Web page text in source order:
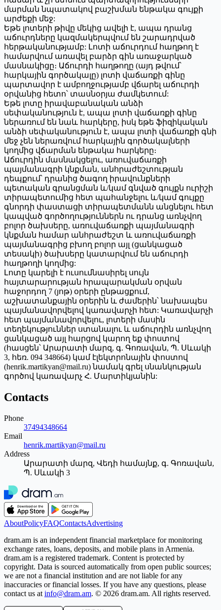
մարման նպատակով բաշխման ենթակա գույքի
արժեքի մեջ:
Եթե լոտերի թիվը մեկից ավելի է, ապա դրանց
աճուրդները կազմակերպվում են շարադրված
հերթականությամբ: Լոտի աճուրդում հաղթող է
համարվում առավել բարձր գին առաջարկած
մասնակիցը։ Աճուրդի հաղթողը (այդ թվում՝
հարկային գործակալը) լոտի վաճառքի գինը
պարտավոր է ամբողջությամբ վճարել աճուրդի
օրվանից հետո՝ տասնօրյա ժամկետում:
Եթե լոտը իրավաբանական անձի
սեփականություն է, ապա լոտի վաճառքի գինը
ներառում են նաև հարկերը, իսկ եթե ֆիզիկական
անձի սեփականություն է, ապա լոտի վաճառքի գնի
մեջ չեն ներառվում հարկային գործակալների
կողմից վճարման ենթակա հարկերը։
Աճուրդին մասնակցելու, առուվաճառքի
պայմանագրի կնքման, անհրաժեշտության
դեպքում՝ դրանից ծագող իրավունքների
պետական գրանցման և/կամ գնված գույքն ուրիշի
տիրապետումից հետ պահանջելու և/կամ գույքը
գնորդի փաստացի տիրապետմանն անցնելու հետ
կապված գործողություններն ու դրանց առնչվող
բոլոր ծախսերը, առուվաճառքի պայմանագրի
կնքման համար անհրաժեշտ և առուվաճառքի
պայմանագրից բխող բոլոր այլ (ցանկացած
տեսակի) ծախսերը կատարվում են աճուրդի
հաղթողի կողմից:
Լոտը կարելի է ուսումնասիրել սույն
հայտարարության հրապարակման օրվան
հաջորդող 7 (յոթ) օրերի ընթացքում,
աշխատանքային օրերին և ժամերին՝ նախապես
պայմանավորվելով կառավարչի հետ: Կառավարչի
հետ պայմանավորվելու, լոտերի մասին
տեղեկություններ ստանալու և աճուրդին առնչվող
ցանկացած այլ հարցով կարող եք փոստով
(հասցեն՝ Արարատի մարզ, գ. Գոռավան, Պ. Սևակի
3, հեռ. 094 348664) կամ էլեկտրոնային փոստով
(henrik.martikyan@mail.ru) նամակ գրել սնանկության
գործով կառավարչ Հ. Մարտիկյանին:
Contacts
Phone
37494348664
Email
henrik.martikyan@mail.ru
Address
Արարատի մարզ, Վեդի համայնք, գ. Գոռավան,
Պ. Սևակի 3
AboutPolicyFAQContactsAdvertising
dram.am is an independent financial marketplace for monitoring
exchange rates, loans, deposits, and mobile plans in Armenia.
dram.am is a registered trademark. Content is protected by
copyright. Data is sourced automatically from open public sources;
we are not a financial institution and are not liable for any
inaccuracies or financial losses. If you have any questions, please
contact us at info@dram.am. © 2026 dram.am. All rights reserved.